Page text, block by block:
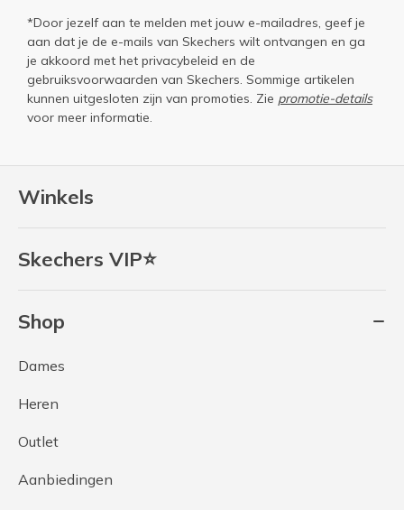
Winkels
Skechers VIP⭐
Shop
Dames
Heren
Outlet
Aanbiedingen
*Door jezelf aan te melden met jouw e-mailadres, geef je
aan dat je de e-mails van Skechers wilt ontvangen en ga
je akkoord met het privacybeleid en de
gebruiksvoorwaarden van Skechers. Sommige artikelen
kunnen uitgesloten zijn van promoties. Zie promotie-details
voor meer informatie.